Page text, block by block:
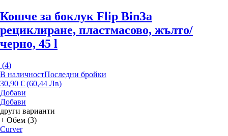
Кошче за боклук Flip BinЗа
рециклиране, пластмасово, жълто/
черно, 45 l
(4)
В наличностПоследни бройки
30,90 € (60,44 Лв)
Добави
Добави
други варианти
+ Обем (3)
Curver